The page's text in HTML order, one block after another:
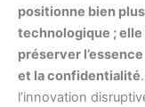
positionne bien
technologique ;
préserver
et la confidentialité
l’innovation